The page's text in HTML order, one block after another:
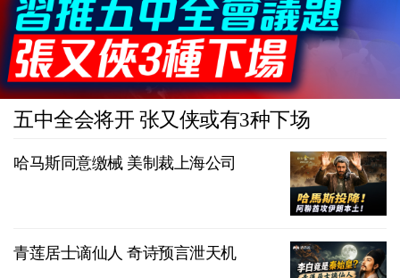
五中全会将开 张又侠或有3种下场
哈马斯同意缴械 美制裁上海公司
青莲居士谪仙人 奇诗预言泄天机